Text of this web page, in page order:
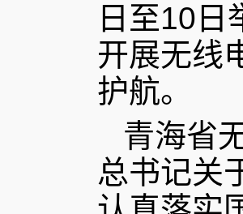
日至10日
开展无线
护航。
青海省
总书记关